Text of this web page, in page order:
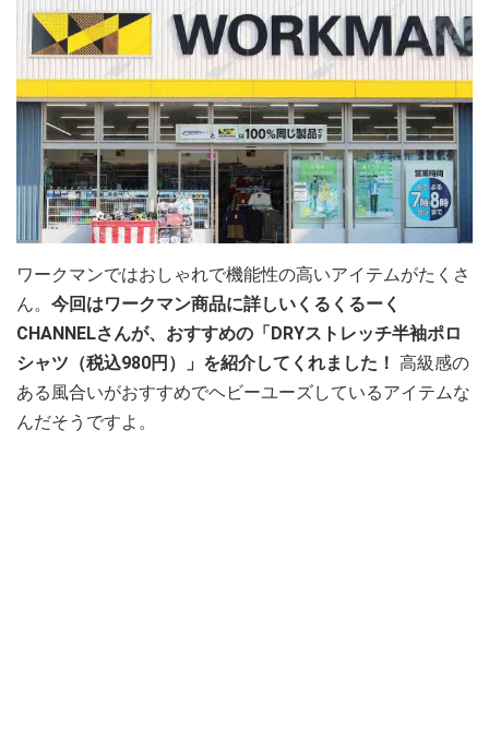
ワークマンではおしゃれで機能性の高いアイテムがたくさ
ん。 今回はワークマン商品に詳しいくるくるーく
CHANNELさんが、おすすめの「DRYストレッチ半袖ポロ
シャツ（税込980円）」を紹介してくれました！ 高級感の
ある風合いがおすすめでヘビーユーズしているアイテムな
んだそうですよ。